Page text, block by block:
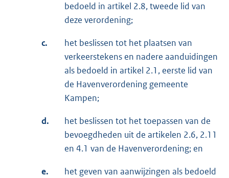
bedoeld in artikel 2.8, tweede lid van
deze verordening;
c.
het beslissen tot het plaatsen van
verkeerstekens en nadere aanduidingen
als bedoeld in artikel 2.1, eerste lid van
de Havenverordening gemeente
Kampen;
d.
het beslissen tot het toepassen van de
bevoegdheden uit de artikelen 2.6, 2.11
en 4.1 van de Havenverordening; en
e.
het geven van aanwijzingen als bedoeld